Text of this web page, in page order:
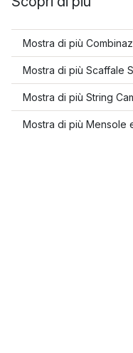
Mostra di più
Mostra di più Scaffale
Mostra di più String
Mostra di più Mensole